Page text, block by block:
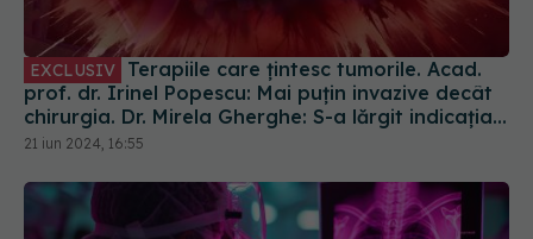
EXCLUSIV
prof. dr. Irinel Popescu: Mai puțin invazive decât
chirurgia. Dr. Mirela Gherghe: S-a lărgit indicația
și pentru alte tipuri de tumori
21 iun 2024, 16:55